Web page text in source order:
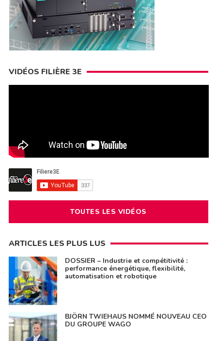
VIDÉOS FILIÈRE 3E
TOUTES LES VIDÉOS
ARTICLES LES PLUS LUS
DOSSIER – Industrie et compétitivité :
performance énergétique, flexibilité,
automatisation et robotique
BJÖRN TWIEHAUS NOMMÉ NOUVEAU CEO
DU GROUPE WAGO